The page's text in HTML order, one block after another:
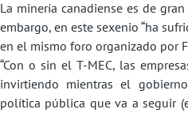
La minería canadiense es de
embargo, en este sexenio “ha
en el mismo foro organizado por
“Con o sin el T-MEC, las
invirtiendo mientras el
política pública que va a seguir